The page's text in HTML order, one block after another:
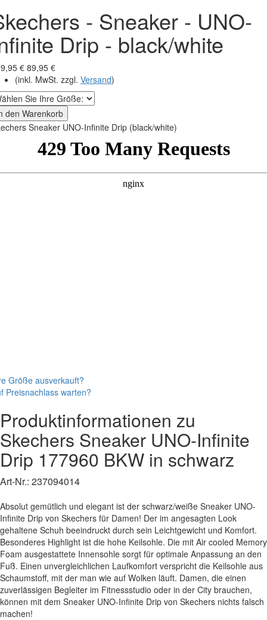
- Sneaker - UNO-
Drip - black/white
€ 89,95 €
(inkl. MwSt. zzgl. Versand)
den Warenkorb
Sneaker UNO-Infinite Drip (black/white)
Größe ausverkauft?
Preisnachlass warten?
Produktinformationen zu
Skechers Sneaker UNO-Infinite
Drip 177960 BKW in schwarz
Art-Nr.: 237094014
Absolut gemütlich und elegant ist der schwarz/weiße Sneaker UNO-
Infinite Drip von Skechers für Damen! Der im angesagten Look
gehaltene Schuh beeindruckt durch sein Leichtgewicht und Komfort.
Besonderes Highlight ist die hohe Keilsohle. Die mit Air cooled Memory
Foam ausgestattete Innensohle sorgt für optimale Anpassung an den
Fuß. Einen unvergleichlichen Laufkomfort verspricht die Keilsohle aus
Schaumstoff, mit der man wie auf Wolken läuft. Damen, die einen
zuverlässigen Begleiter im Fitnessstudio oder in der City brauchen,
können mit dem Sneaker UNO-Infinite Drip von Skechers nichts falsch
machen!